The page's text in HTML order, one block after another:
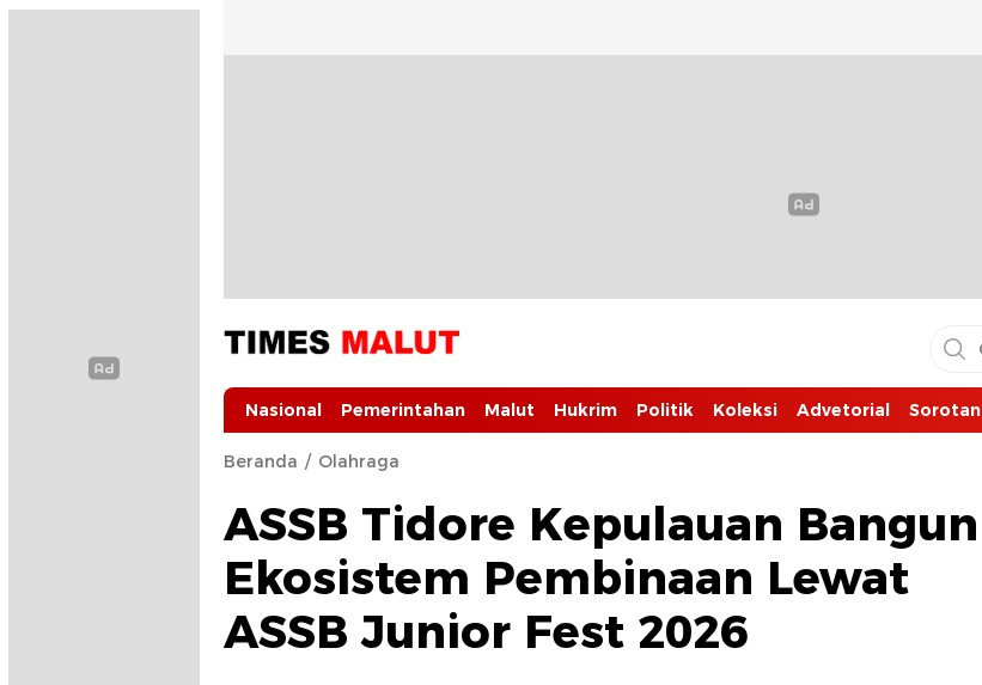
Times Malut
Berita Maluku Utara Terbaru
Nasional Pemerintahan Malut Hukrim Politik Koleksi Advetorial Sorotan
Beranda Olahraga
ASSB Tidore Kepulauan Bangun
Ekosistem Pembinaan Lewat
ASSB Junior Fest 2026